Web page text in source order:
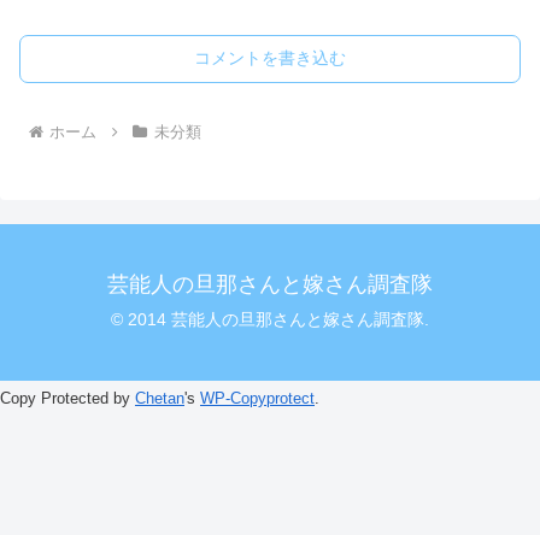
コメントを書き込む
ホーム 未分類
芸能人の旦那さんと嫁さん調査隊
© 2014 芸能人の旦那さんと嫁さん調査隊.
Copy Protected by Chetan's WP-Copyprotect